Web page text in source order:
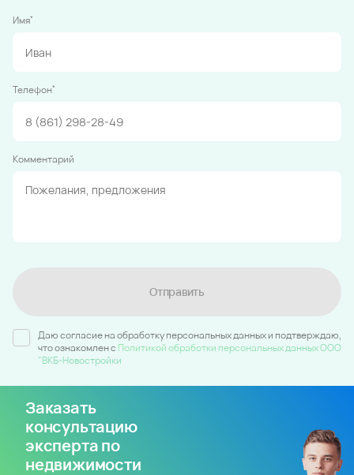
Имя*
Телефон*
Комментарий
Отправить
Даю согласие на обработку персональных данных и подтверждаю,
что ознакомлен c Политикой обработки персональных данных ООО
"ВКБ-Новостройки
Заказать
консультацию
эксперта по
недвижимости